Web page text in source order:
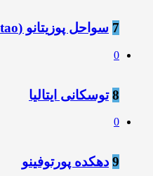
7 سواحل پوزیتانو (Positao)
0
8 توسکانی ایتالیا
0
9 دهکده پورتوفینو